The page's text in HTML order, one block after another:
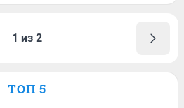
1 из 2
ТОП 5